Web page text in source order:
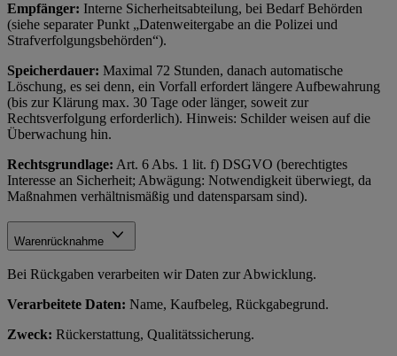
Empfänger: Interne Sicherheitsabteilung, bei Bedarf Behörden
(siehe separater Punkt „Datenweitergabe an die Polizei und
Strafverfolgungsbehörden“).
Speicherdauer: Maximal 72 Stunden, danach automatische
Löschung, es sei denn, ein Vorfall erfordert längere Aufbewahrung
(bis zur Klärung max. 30 Tage oder länger, soweit zur
Rechtsverfolgung erforderlich). Hinweis: Schilder weisen auf die
Überwachung hin.
Rechtsgrundlage: Art. 6 Abs. 1 lit. f) DSGVO (berechtigtes
Interesse an Sicherheit; Abwägung: Notwendigkeit überwiegt, da
Maßnahmen verhältnismäßig und datensparsam sind).
Warenrücknahme
Bei Rückgaben verarbeiten wir Daten zur Abwicklung.
Verarbeitete Daten: Name, Kaufbeleg, Rückgabegrund.
Zweck: Rückerstattung, Qualitätssicherung.